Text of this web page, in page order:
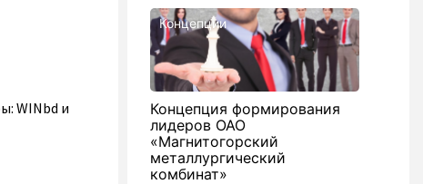
WINbd и
Концепции
Концепция формирования
лидеров ОАО
«Магнитогорский
металлургический
комбинат»